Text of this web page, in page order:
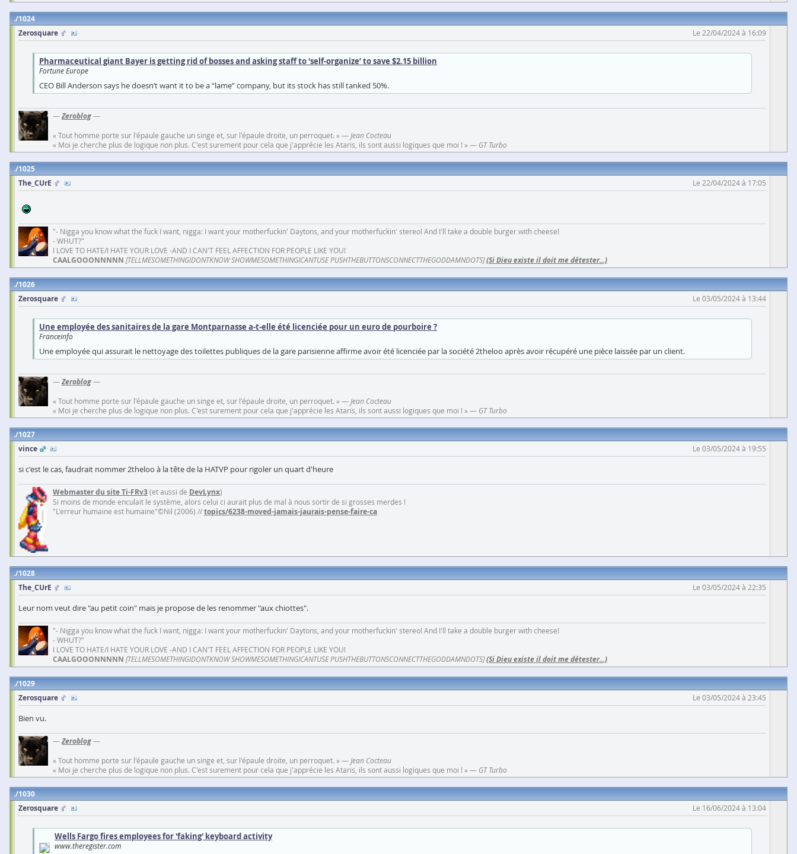
1024
Zerosquare
Le 22/04/2024 à 16:09
Pharmaceutical giant Bayer is getting rid of bosses and asking staff to ‘self-organize’ to save $2.15 billion
Fortune Europe
CEO Bill Anderson says he doesn’t want it to be a “lame” company, but its stock has still tanked 50%.
—Zeroblog—
« Tout homme porte sur l'épaule gauche un singe et, sur l'épaule droite, un perroquet. » — Jean Cocteau
« Moi je cherche plus de logique non plus. C'est surement pour cela que j'apprécie les Ataris, ils sont aussi logiques que moi ! » — GT Turbo
1025
The_CUrE
Le 22/04/2024 à 17:05
"- Nigga you know what the fuck I want, nigga: I want your motherfuckin' Daytons, and your motherfuckin' stereo! And I'll take a double burger with cheese!
- WHUT?"
I LOVE TO HATE/I HATE YOUR LOVE -AND I CAN'T FEEL AFFECTION FOR PEOPLE LIKE YOU!
CAALGOOONNNNN [TELLMESOMETHINGIDONTKNOW SHOWMESOMETHINGICANTUSE PUSHTHEBUTTONSCONNECTTHEGODDAMNDOTS](Si Dieu existe il doit me détester...)
1026
Zerosquare
Le 03/05/2024 à 13:44
Une employée des sanitaires de la gare Montparnasse a-t-elle été licenciée pour un euro de pourboire ?
Franceinfo
Une employée qui assurait le nettoyage des toilettes publiques de la gare parisienne affirme avoir été licenciée par la société 2theloo après avoir récupéré une pièce laissée par un client.
—Zeroblog—
« Tout homme porte sur l'épaule gauche un singe et, sur l'épaule droite, un perroquet. » — Jean Cocteau
« Moi je cherche plus de logique non plus. C'est surement pour cela que j'apprécie les Ataris, ils sont aussi logiques que moi ! » — GT Turbo
1027
vince
Le 03/05/2024 à 19:55
si c'est le cas, faudrait nommer 2theloo à la tête de la HATVP pour rigoler un quart d'heure
Webmaster du site Ti-FRv3(et aussi de DevLynx)
Si moins de monde enculait le système, alors celui ci aurait plus de mal à nous sortir de si grosses merdes !
"L'erreur humaine est humaine"©Nil (2006) //topics/6238-moved-jamais-jaurais-pense-faire-ca
1028
The_CUrE
Le 03/05/2024 à 22:35
Leur nom veut dire "au petit coin" mais je propose de les renommer "aux chiottes".
"- Nigga you know what the fuck I want, nigga: I want your motherfuckin' Daytons, and your motherfuckin' stereo! And I'll take a double burger with cheese!
- WHUT?"
I LOVE TO HATE/I HATE YOUR LOVE -AND I CAN'T FEEL AFFECTION FOR PEOPLE LIKE YOU!
CAALGOOONNNNN [TELLMESOMETHINGIDONTKNOW SHOWMESOMETHINGICANTUSE PUSHTHEBUTTONSCONNECTTHEGODDAMNDOTS](Si Dieu existe il doit me détester...)
1029
Zerosquare
Le 03/05/2024 à 23:45
Bien vu.
—Zeroblog—
« Tout homme porte sur l'épaule gauche un singe et, sur l'épaule droite, un perroquet. » — Jean Cocteau
« Moi je cherche plus de logique non plus. C'est surement pour cela que j'apprécie les Ataris, ils sont aussi logiques que moi ! » — GT Turbo
1030
Zerosquare
Le 16/06/2024 à 13:04
Wells Fargo fires employees for 'faking' keyboard activity
www.theregister.com